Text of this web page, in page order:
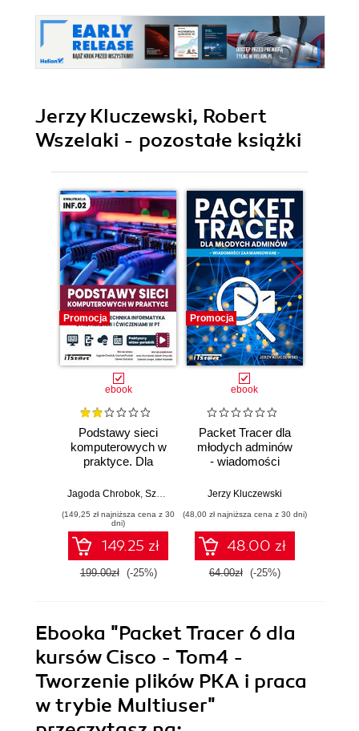
Jerzy Kluczewski, Robert
Wszelaki - pozostałe książki
Promocja
ebook
Podstawy sieci
komputerowych w
praktyce. Dla
informatyka z
ćwiczeniami w PT.
Praktyczny
videoporadnik
Jagoda Chrobok Szymon Przybył ,Oliwier Stefański
(149,25 zł najniższa cena z 30
dni)
149.25 zł
199.00zł (-25%)
Promocja
ebook
Packet Tracer dla
młodych adminów
- wiadomości
Jerzy Kluczewski
(48,00 zł najniższa cena z 30 dni)
48.00 zł
64.00zł (-25%)
Ebooka "Packet Tracer 6 dla
kursów Cisco - Tom4 -
Tworzenie plików PKA i praca
w trybie Multiuser"